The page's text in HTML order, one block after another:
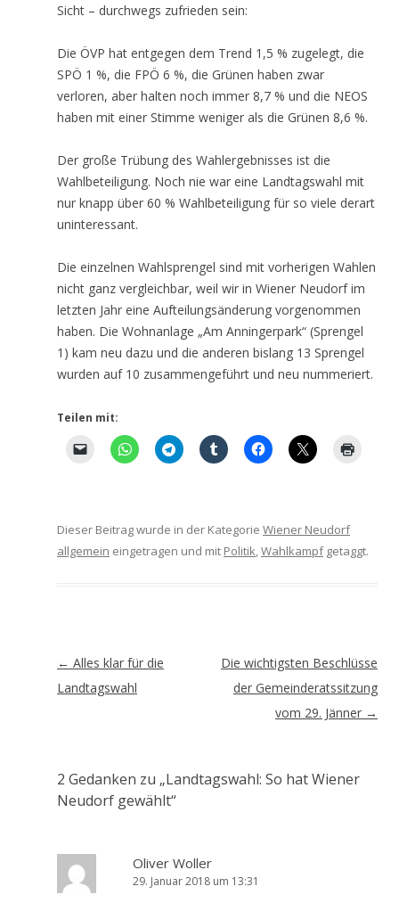
Sicht – durchwegs zufrieden sein:
Die ÖVP hat entgegen dem Trend 1,5 % zugelegt, die
SPÖ 1 %, die FPÖ 6 %, die Grünen haben zwar
verloren, aber halten noch immer 8,7 % und die NEOS
haben mit einer Stimme weniger als die Grünen 8,6 %.
Der große Trübung des Wahlergebnisses ist die
Wahlbeteiligung. Noch nie war eine Landtagswahl mit
nur knapp über 60 % Wahlbeteiligung für so viele derart
uninteressant.
Die einzelnen Wahlsprengel sind mit vorherigen Wahlen
nicht ganz vergleichbar, weil wir in Wiener Neudorf im
letzten Jahr eine Aufteilungsänderung vorgenommen
haben. Die Wohnanlage „Am Anningerpark“ (Sprengel
1) kam neu dazu und die anderen bislang 13 Sprengel
wurden auf 10 zusammengeführt und neu nummeriert.
Teilen mit:
Dieser Beitrag wurde in der Kategorie Wiener Neudorf
allgemein eingetragen und mit Politik,Wahlkampfgetaggt.
Artikel-
Navigation
← Alles klar für die
Landtagswahl
Die wichtigsten Beschlüsse
der Gemeinderatssitzung
vom 29. Jänner →
2 Gedanken zu „Landtagswahl: So hat Wiener
Neudorf gewählt“
Oliver Woller
29. Januar 2018 um 13:31